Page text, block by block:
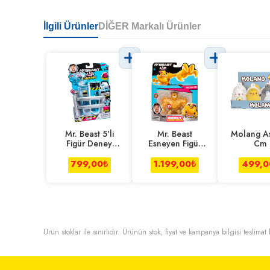
İlgili ÜrünlerDİĞER Markalı Ürünler
Mr. Beast 5'li
Figür Deney
799,00₺
Mr. Beast
Esneyen Figür
Panther
1.199,00₺
Molang
Cm
Ürün stoklar ile sınırlıdır. Ürünün stok, fiyat ve kampanya bilgisi